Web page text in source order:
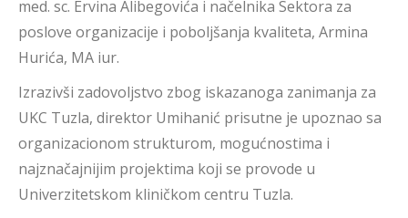
med. sc. Ervina Alibegovića i načelnika Sektora za
poslove organizacije i poboljšanja kvaliteta, Armina
Hurića, MA iur.
Izrazivši zadovoljstvo zbog iskazanoga zanimanja za
UKC Tuzla, direktor Umihanić prisutne je upoznao sa
organizacionom strukturom, mogućnostima i
najznačajnijim projektima koji se provode u
Univerzitetskom kliničkom centru Tuzla.